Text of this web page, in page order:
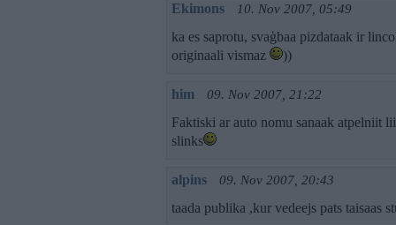
Ekimons 10. Nov 2007, 05:49
ka es saprotu, svaģbaa pizdataak ir
originaali vismaz
))
him 09. Nov 2007, 21:22
Faktiski ar auto nomu sanaak atpelniit
slinks
alpins 09. Nov 2007, 20:43
taada publika ,kur vedeejs pats taisaas